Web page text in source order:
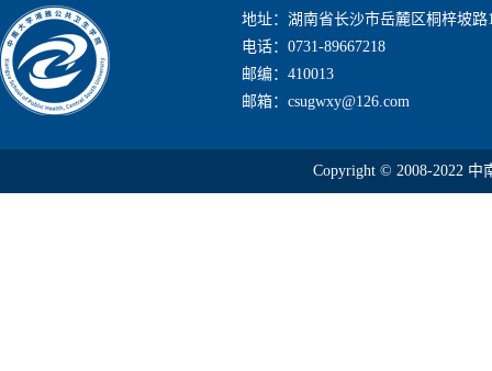
地址：湖南省长沙市岳麓区桐梓坡
电话：0731-89667218
邮编：410013
邮箱：csugwxy@126.com
Copyright © 2008-2022 中